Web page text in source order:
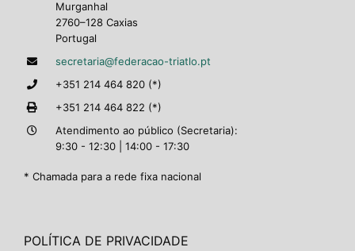
Murganhal
2760–128 Caxias
Portugal
secretaria@federacao-triatlo.pt
+351 214 464 820 (*)
+351 214 464 822 (*)
Atendimento ao público (Secretaria):
9:30 - 12:30 | 14:00 - 17:30
* Chamada para a rede fixa nacional
POLÍTICA DE PRIVACIDADE